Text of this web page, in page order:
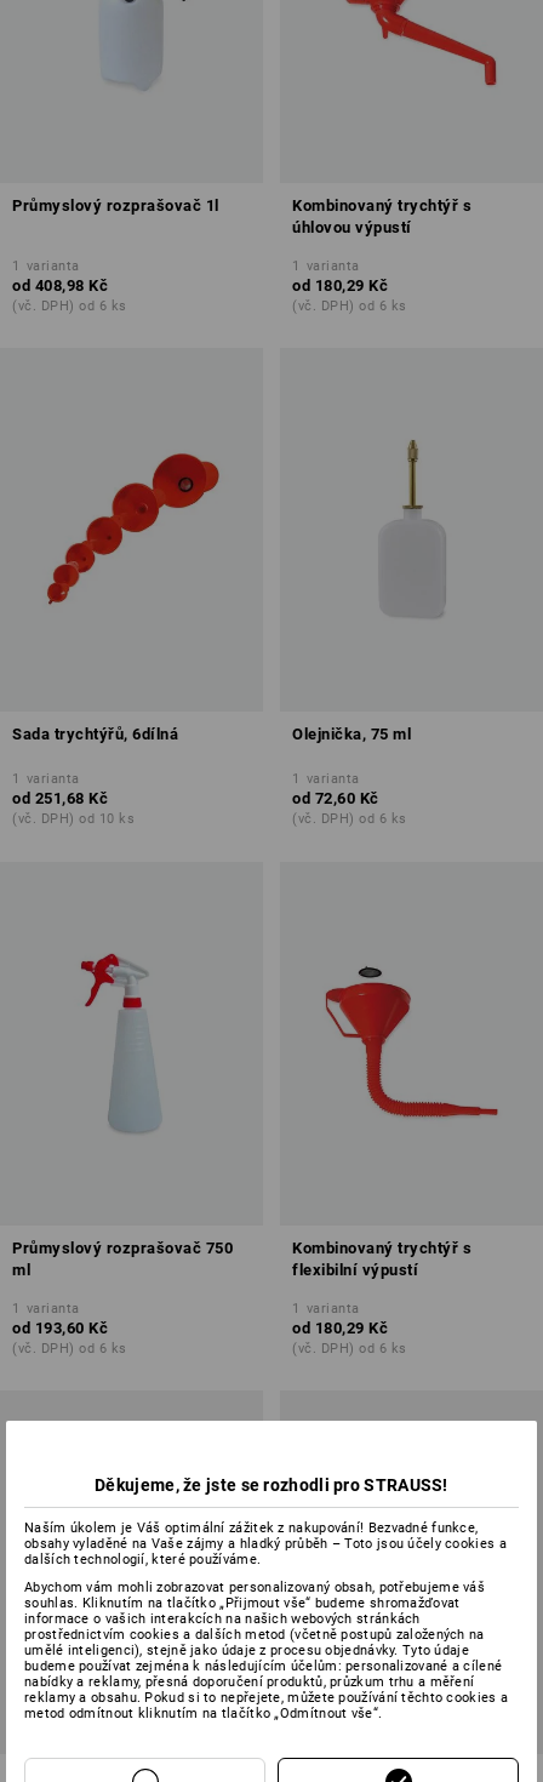
Průmyslový rozprašovač 1l
1 varianta
od 408,98 Kč
(vč. DPH) od 6 ks
Kombinovaný trychtýř s
úhlovou výpustí
1 varianta
od 180,29 Kč
(vč. DPH) od 6 ks
Sada trychtýřů, 6dílná
1 varianta
od 251,68 Kč
(vč. DPH) od 10 ks
Olejnička, 75 ml
1 varianta
od 72,60 Kč
(vč. DPH) od 6 ks
Průmyslový rozprašovač 750
ml
1 varianta
od 193,60 Kč
(vč. DPH) od 6 ks
Kombinovaný trychtýř s
flexibilní výpustí
1 varianta
od 180,29 Kč
(vč. DPH) od 6 ks
e.s. Víceúčelové mazivo Příslušenství mazacích lisů,
Děkujeme, že jste se rozhodli pro STRAUSS!
Naším úkolem je Váš optimální zážitek z nakupování! Bezvadné funkce,
obsahy vyladěné na Vaše zájmy a hladký průběh – Toto jsou účely cookies a
dalších technologií, které používáme.
Abychom vám mohli zobrazovat personalizovaný obsah, potřebujeme váš
souhlas. Kliknutím na tlačítko „Přijmout vše“ budeme shromažďovat
informace o vašich interakcích na našich webových stránkách
prostřednictvím cookies a dalších metod (včetně postupů založených na
umělé inteligenci), stejně jako údaje z procesu objednávky. Tyto údaje
budeme používat zejména k následujícím účelům: personalizované a cílené
nabídky a reklamy, přesná doporučení produktů, průzkum trhu a měření
reklamy a obsahu. Pokud si to nepřejete, můžete používání těchto cookies a
metod odmítnout kliknutím na tlačítko „Odmítnout vše“.